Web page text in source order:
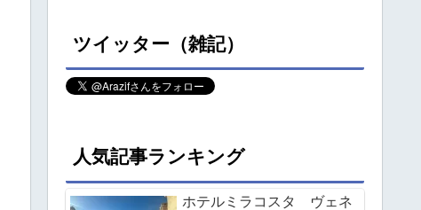
ツイッター（雑記）
人気記事ランキング
ホテルミラコスタ ヴェネ